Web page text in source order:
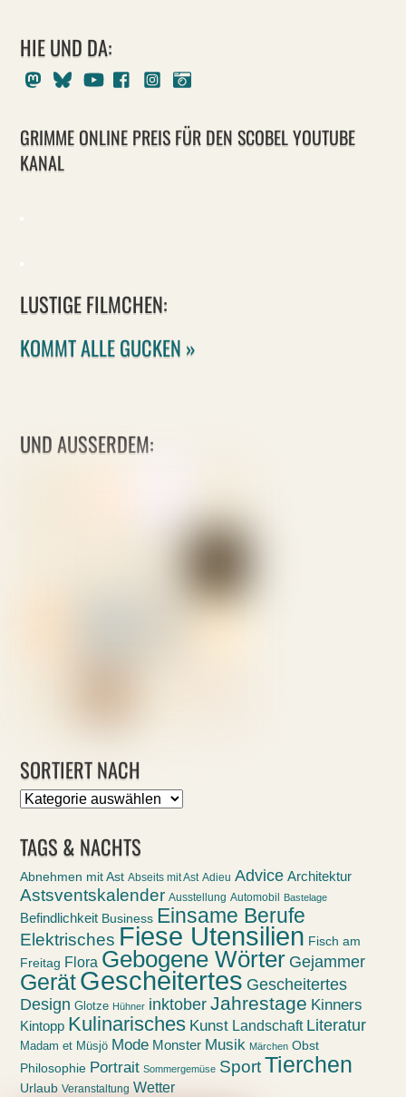
HIE UND DA:
MastodonBlueskyYoutubeFacebookInstagram
GRIMME ONLINE PREIS FÜR DEN SCOBEL YOUTUBE
KANAL
LUSTIGE FILMCHEN:
KOMMT ALLE GUCKEN »
UND AUSSERDEM:
SORTIERT NACH
Sortiert
TAGS & NACHTS
Abnehmen mit Ast Abseits mit Ast Adieu Advice Architektur
Astsventskalender Ausstellung Automobil Bastelage
Befindlichkeit Business Einsame Berufe
Elektrisches Fiese Utensilien Fisch am
Freitag Flora Gebogene Wörter Gejammer
GerätGescheitertes Gescheitertes
Design Glotze Hühner inktober Jahrestage Kinners
Kintopp Kulinarisches Kunst Landschaft Literatur
Madam et Müsjö Mode Monster Musik Märchen Obst
Philosophie Portrait Sommergemüse SportTierchen
Urlaub Veranstaltung Wetter